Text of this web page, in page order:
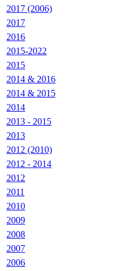
2017 (2006)
2017
2016
2015-2022
2015
2014 & 2016
2014 & 2015
2014
2013 - 2015
2013
2012 (2010)
2012 - 2014
2012
2011
2010
2009
2008
2007
2006